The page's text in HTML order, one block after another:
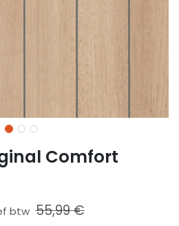
Comfort
btw 55,99€